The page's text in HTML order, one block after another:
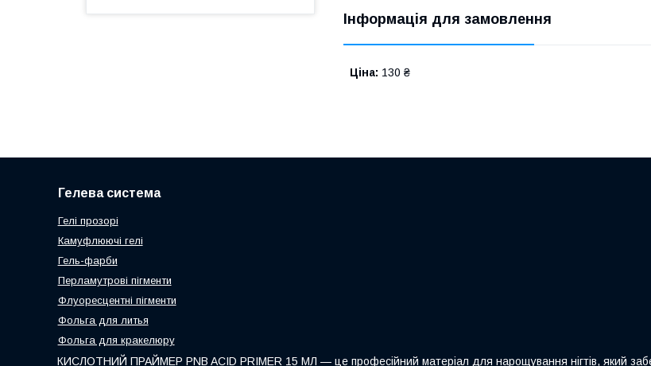
Інформація для замовлення
Ціна: 130 ₴
Гелева система
Гелі прозорі
Камуфлюючі гелі
Гель-фарби
Перламутрові пігменти
Флуоресцентні пігменти
Фольга для литья
Фольга для кракелюру
КИСЛОТНИЙ ПРАЙМЕР PNB ACID PRIMER 15 МЛ — це професійний матеріал для нарощування нігтів, який